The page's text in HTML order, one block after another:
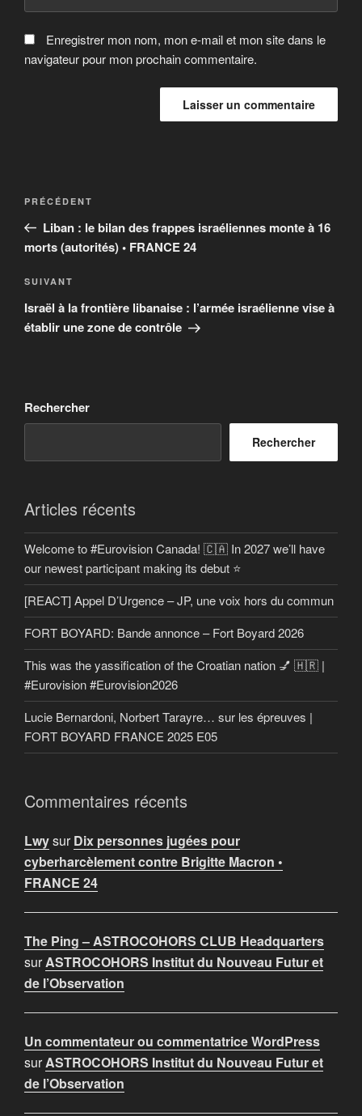
Enregistrer mon nom, mon e-mail et mon site dans le
navigateur pour mon prochain commentaire.
Navigation
l’article
Article
précédent
PRÉCÉDENT
Liban : le bilan des frappes israéliennes monte à 16
morts (autorités) • FRANCE 24
Article
suivant
SUIVANT
Israël à la frontière libanaise : l’armée israélienne vise à
établir une zone de contrôle
Rechercher
Rechercher
Articles récents
Welcome to #Eurovision Canada! 🇨🇦 In 2027 we’ll have
our newest participant making its debut ⭐
[REACT] Appel D’Urgence – JP, une voix hors du commun
FORT BOYARD: Bande annonce – Fort Boyard 2026
This was the yassification of the Croatian nation 💅 🇭🇷 |
#Eurovision #Eurovision2026
Lucie Bernardoni, Norbert Tarayre… sur les épreuves |
FORT BOYARD FRANCE 2025 E05
Commentaires récents
LwysurDix personnes jugées pour
cyberharcèlement contre Brigitte Macron •
FRANCE 24
The Ping – ASTROCOHORS CLUB Headquarters
surASTROCOHORS Institut du Nouveau Futur et
de l’Observation
Un commentateur ou commentatrice WordPress
surASTROCOHORS Institut du Nouveau Futur et
de l’Observation